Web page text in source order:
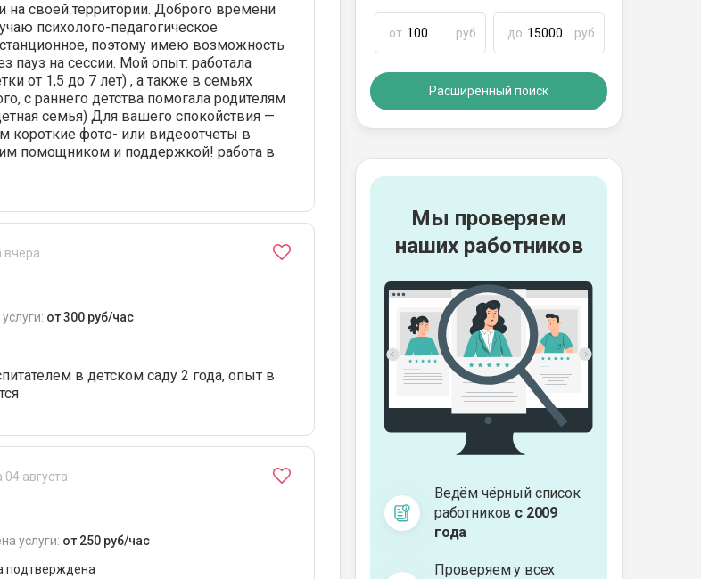
своей территории. Доброго времени
психолого-педагогическое
поэтому имею возможность
пауз на сессии. Мой опыт: работала
от 1,5 до 7 лет) , а также в семьях
с раннего детства помогала родителям
семья) Для вашего спокойствия —
короткие фото- или видеоотчеты в
помощником и поддержкой! работа в
вчера
услуги: от 300 руб/час
в детском саду 2 года, опыт в
04 августа
услуги: от 250 руб/час
подтверждена
от руб до руб
Расширенный поиск
Мы проверяем
наших работников
Ведём чёрный список
работников с 2009
года
Проверяем у всех